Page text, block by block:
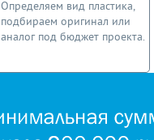
Определяем вид пластика,
подбираем оригинал или
аналог под бюджет проекта.